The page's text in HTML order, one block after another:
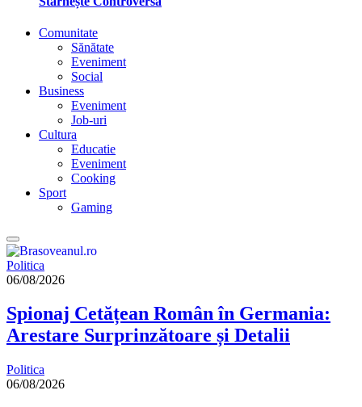
Comunitate
Sănătate
Eveniment
Social
Business
Eveniment
Job-uri
Cultura
Educatie
Eveniment
Cooking
Sport
Gaming
Politica
06/08/2026
Spionaj Cetățean Român în Germania:
Arestare Surprinzătoare și Detalii
Politica
06/08/2026